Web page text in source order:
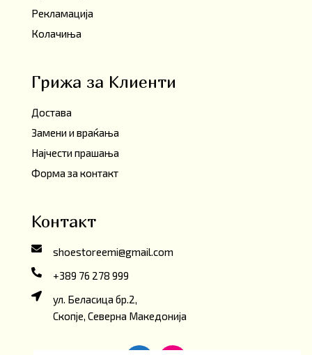
Рекламација
Колачиња
Грижа за Клиенти
Достава
Замени и враќања
Најчести прашања
Форма за контакт
Контакт
shoestoreemi@gmail.com
+389 76 278 999
ул. Беласица бр.2,
Скопје, Северна Македонија